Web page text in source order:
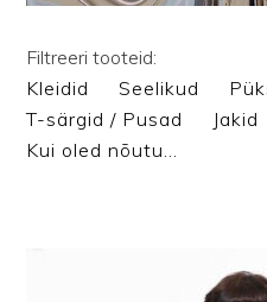
Filtreeri tooteid:
Kleidid
Seelikud
T-särgid / Pusad
Jakid
Kui oled nõutu…